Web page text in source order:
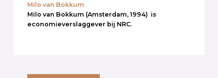
Milo van Bokkum
Milo van Bokkum (Amsterdam, 1994) is
economieverslaggever bij NRC.